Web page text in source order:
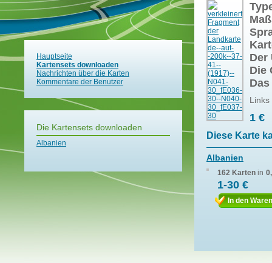
Hauptseite
Kartensets downloaden
Nachrichten über die Karten
Kommentare der Benutzer
Die Kartensets downloaden
Albanien
Der
Die
1 €
Diese Karte
Albanien
162 Karten in
1-30 €
In den